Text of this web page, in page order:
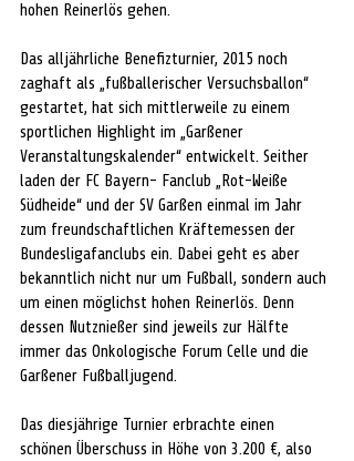
hohen Reinerlös gehen.
Das alljährliche Benefizturnier, 2015 noch
zaghaft als „fußballerischer Versuchsballon“
gestartet, hat sich mittlerweile zu einem
sportlichen Highlight im „Garßener
Veranstaltungskalender“ entwickelt. Seither
laden der FC Bayern- Fanclub „Rot-Weiße
Südheide“ und der SV Garßen einmal im Jahr
zum freundschaftlichen Kräftemessen der
Bundesligafanclubs ein. Dabei geht es aber
bekanntlich nicht nur um Fußball, sondern auch
um einen möglichst hohen Reinerlös. Denn
dessen Nutznießer sind jeweils zur Hälfte
immer das Onkologische Forum Celle und die
Garßener Fußballjugend.
Das diesjährige Turnier erbrachte einen
schönen Überschuss in Höhe von 3.200 €, also